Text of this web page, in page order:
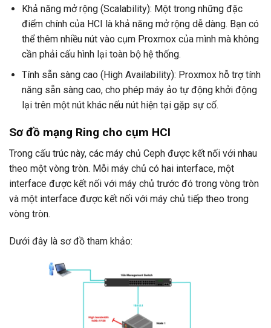
Khả năng mở rộng (Scalability): Một trong những đặc
điểm chính của HCI là khả năng mở rộng dễ dàng. Bạn có
thể thêm nhiều nút vào cụm Proxmox của mình mà không
cần phải cấu hình lại toàn bộ hệ thống.
Tính sẵn sàng cao (High Availability): Proxmox hỗ trợ tính
năng sẵn sàng cao, cho phép máy ảo tự động khởi động
lại trên một nút khác nếu nút hiện tại gặp sự cố.
Sơ đồ mạng Ring cho cụm HCI
Trong cấu trúc này, các máy chủ Ceph được kết nối với nhau
theo một vòng tròn. Mỗi máy chủ có hai interface, một
interface được kết nối với máy chủ trước đó trong vòng tròn
và một interface được kết nối với máy chủ tiếp theo trong
vòng tròn.
Dưới đây là sơ đồ tham khảo: